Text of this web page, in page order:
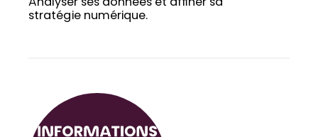
Analyser ses données et affiner sa
stratégie numérique.